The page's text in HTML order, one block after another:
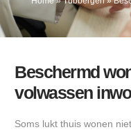
Beschermd
volwassen
Soms lukt thuis wonen